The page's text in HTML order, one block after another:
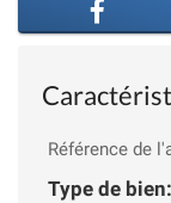
Référence de
Type de bien: